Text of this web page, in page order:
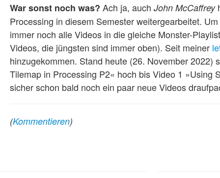
War sonst noch was? Ach ja, auch John McCaffrey
Processing in diesem Semester weitergearbeitet.
immer noch alle Videos in die gleiche Monster-
Videos, die jüngsten sind immer oben). Seit meiner
hinzugekommen. Stand heute (26. November
Tilemap in Processing P2« hoch bis Video 1 »Using
sicher schon bald noch ein paar neue Videos
(Kommentieren)